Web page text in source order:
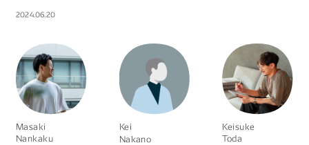
Chat
Information
About
note
DENSO HP
DENSO新卒採用ページ
2024.06.20
Masaki
Nankaku
Kei
Nakano
Keisuke
Toda